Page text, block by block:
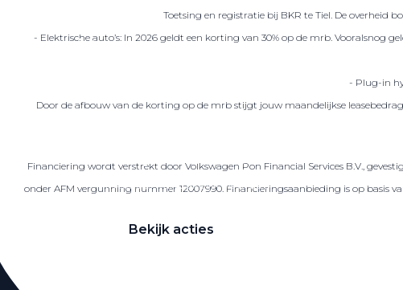
Lease acties
Zakelijke Lease acties
Profiteer van zakelijk voordeel
Bekijk acties
Toetsing en registratie bij BKR te Tiel. De
- Elektrische auto’s: In 2026 geldt een korting van 30% op de mrb. Vooralsnog
- Plug-in
Door de afbouw van de korting op de mrb stijgt jouw maandelijkse
Financiering wordt verstrekt door Volkswagen Pon Financial Services B.V.,
onder AFM vergunning nummer 12007990. Financieringsaanbieding is op basis